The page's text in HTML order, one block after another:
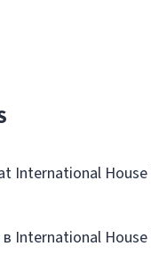
International House
International House